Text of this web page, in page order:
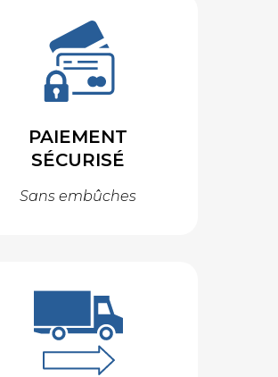
PAIEMENT
SÉCURISÉ
Sans embûches